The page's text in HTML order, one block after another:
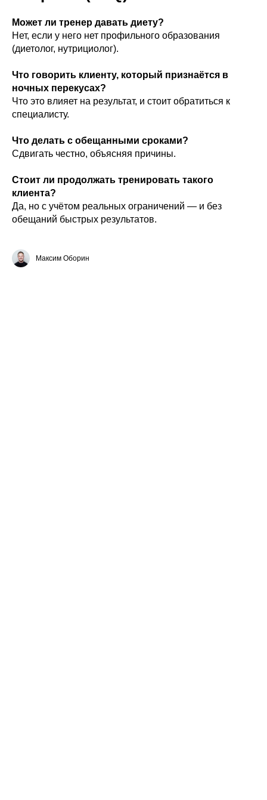
Может ли тренер давать диету?
Нет, если у него нет профильного образования
(диетолог, нутрициолог).
Что говорить клиенту, который признаётся в
ночных перекусах?
Что это влияет на результат, и стоит обратиться к
специалисту.
Что делать с обещанными сроками?
Сдвигать честно, объясняя причины.
Стоит ли продолжать тренировать такого
клиента?
Да, но с учётом реальных ограничений — и без
обещаний быстрых результатов.
Максим Оборин